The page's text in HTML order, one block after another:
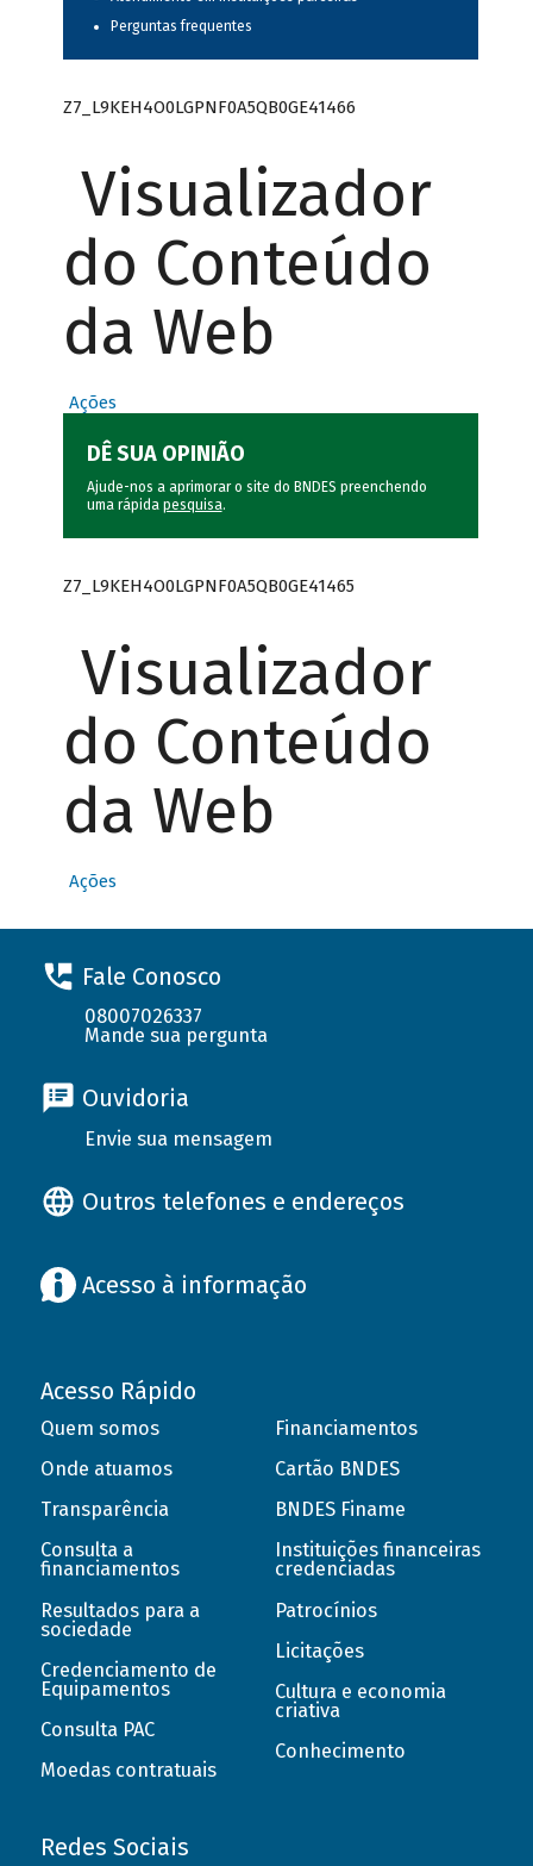
Perguntas frequentes
Z7_L9KEH4O0LGPNF0A5QB0GE41466
Visualizador
do Conteúdo
da Web
Ações
DÊ SUA OPINIÃO
Ajude-nos a aprimorar o site do BNDES preenchendo
uma rápida pesquisa.
Z7_L9KEH4O0LGPNF0A5QB0GE41465
Visualizador
do Conteúdo
da Web
Ações
Fale Conosco
08007026337
Mande sua pergunta
Ouvidoria
Envie sua mensagem
Outros telefones e endereços
Acesso à informação
Acesso Rápido
Quem somos
Onde atuamos
Transparência
Consulta a
financiamentos
Resultados para a
sociedade
Credenciamento de
Equipamentos
Consulta PAC
Moedas contratuais
Financiamentos
Cartão BNDES
BNDES Finame
Instituições financeiras
credenciadas
Patrocínios
Licitações
Cultura e economia
criativa
Conhecimento
Redes Sociais